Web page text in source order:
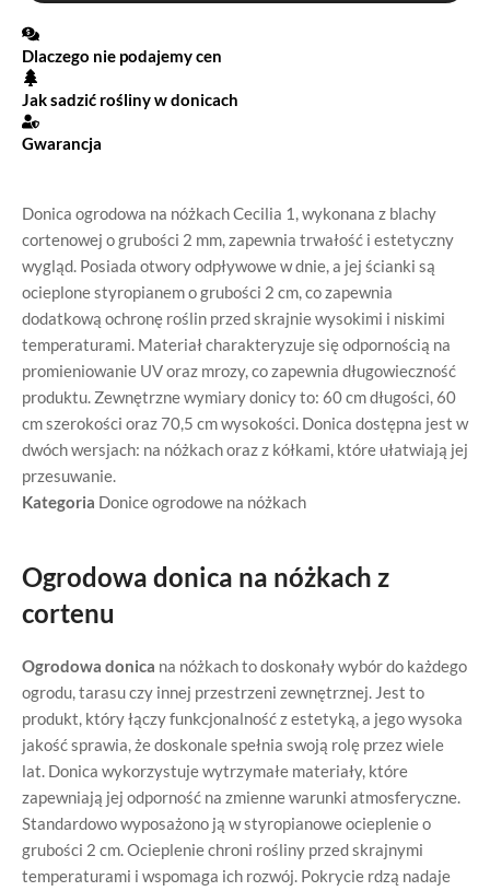
Donica ogrodowa na nóżkach Cecilia 1, wykonana z blachy
cortenowej o grubości 2 mm, zapewnia trwałość i estetyczny
wygląd. Posiada otwory odpływowe w dnie, a jej ścianki są
ocieplone styropianem o grubości 2 cm, co zapewnia
dodatkową ochronę roślin przed skrajnie wysokimi i niskimi
temperaturami. Materiał charakteryzuje się odpornością na
promieniowanie UV oraz mrozy, co zapewnia długowieczność
produktu. Zewnętrzne wymiary donicy to: 60 cm długości, 60
cm szerokości oraz 70,5 cm wysokości. Donica dostępna jest w
dwóch wersjach: na nóżkach oraz z kółkami, które ułatwiają jej
przesuwanie.
Kategoria Donice ogrodowe na nóżkach
Ogrodowa donica na nóżkach z
cortenu
Ogrodowa donica na nóżkach to doskonały wybór do każdego
ogrodu, tarasu czy innej przestrzeni zewnętrznej. Jest to
produkt, który łączy funkcjonalność z estetyką, a jego wysoka
jakość sprawia, że doskonale spełnia swoją rolę przez wiele
lat. Donica wykorzystuje wytrzymałe materiały, które
zapewniają jej odporność na zmienne warunki atmosferyczne.
Standardowo wyposażono ją w styropianowe ocieplenie o
grubości 2 cm. Ocieplenie chroni rośliny przed skrajnymi
temperaturami i wspomaga ich rozwój. Pokrycie rdzą nadaje
Dlaczego nie podajemy cen
Jak sadzić rośliny w donicach
Gwarancja